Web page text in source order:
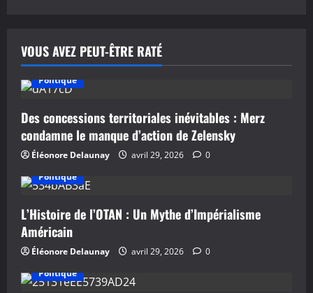
VOUS AVEZ PEUT-ÊTRE RATÉ
Politique
Des concessions territoriales inévitables : Merz
condamne le manque d’action de Zelensky
Éléonore Delaunay avril 29, 2026
0
Politique
L’Histoire de l’OTAN : Un Mythe d’Impérialisme
Américain
Éléonore Delaunay avril 29, 2026
0
Politique